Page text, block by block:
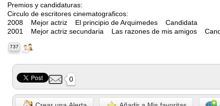
Premios y candidaturas:
Circulo de escritores cinematograficos:
2008 Mejor actriz El principio de Arquimedes Candidata
2001 Mejor actriz secundaria Las razones de mis amigos
737
0